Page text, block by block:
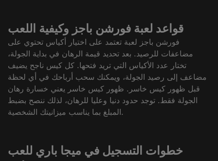
قواعد لعبة فورشن باجز وكيفية اللعب
فورشن باجز لعبة تعتمد على اختيار أكياس تحتوي على
مضاعفات للرصيد. بعد تحديد قيمة الرهان في بداية الجولة،
تختار عدد الأكياس التي تريد فتحها. كل كيس ناجح يضيف
مضاعف إلى رصيد الجولة، ويمكنك سحب أرباحك في أي لحظة
قبل ظهور كيس خاسر. ظهور كيس خاسر يعني خسارة رهان
الجولة فقط. توجد حدود دنيا وعليا للرهان، لذلك ننصح بضبط
المبلغ بما يناسب ميزانيتك الشخصية.
خطوات التسجيل في ميجا باري للعب